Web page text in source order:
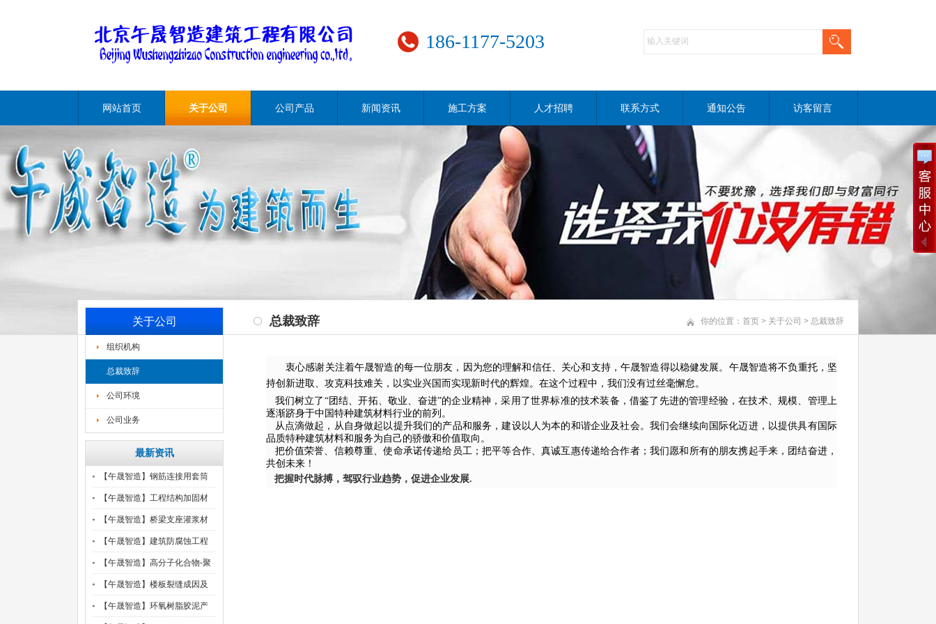
186-1177-5203
网站首页 关于公司 公司产品 新闻资讯 施工方案 人才招聘 联系方式 通知公告 访客留言
关于公司
组织机构
总裁致辞
公司环境
公司业务
最新资讯
【午晟智造】钢筋连接用套筒
灌【午晟智造】工程结构加固材
料【午晟智造】桥梁支座灌浆材
料【午晟智造】建筑防腐蚀工程
施【午晟智造】高分子化合物-聚
【午晟智造】楼板裂缝成因及
处【午晟智造】环氧树脂胶泥产
总裁致辞 你的位置： 首页 > 关于公司 > 总裁致辞
衷心感谢关注着午晟智造的每一位朋友，因为您的理解和信任、关心和支持，午晟智造得以稳健发展。午晟智造将不负重托，坚
持创新进取、攻克科技难关，以实业兴国而实现新时代的辉煌。在这个过程中，我们没有过丝毫懈怠。
我们树立了“团结、开拓、敬业、奋进”的企业精神，采用了世界标准的技术装备，借鉴了先进的管理经验，在技术、规模、管理上
逐渐跻身于中国特种建筑材料行业的前列。
从点滴做起，从自身做起以提升我们的产品和服务，建设以人为本的和谐企业及社会。我们会继续向国际化迈进，以提供具有国际
品质特种建筑材料和服务为自己的骄傲和价值取向。
把价值荣誉、信赖尊重、使命承诺传递给员工；把平等合作、真诚互惠传递给合作者；我们愿和所有的朋友携起手来，团结奋进，
共创未来！
把握时代脉搏，驾驭行业趋势，促进企业发展.